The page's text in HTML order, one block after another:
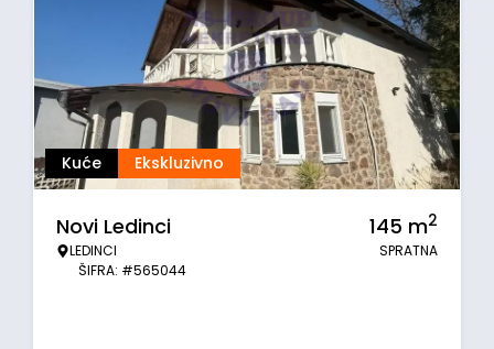
Kuće Ekskluzivno
Novi Ledinci
LEDINCI
ŠIFRA: #565044
145 m2
SPRATNA